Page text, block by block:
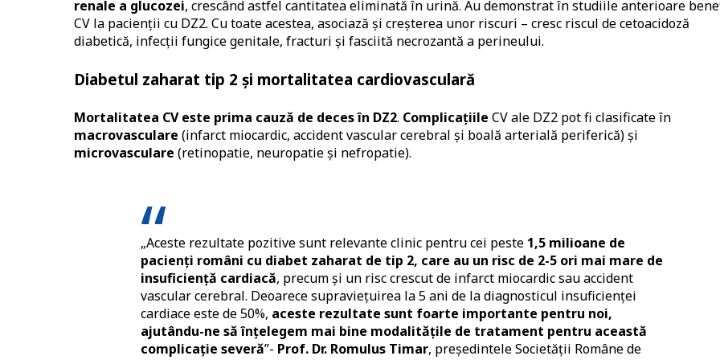
renale a glucozei, crescând astfel cantitatea eliminată în urină. Au demonstrat în studiile anterioare
CV la pacienții cu DZ2. Cu toate acestea, asociază și creșterea unor riscuri – cresc riscul de cetoacidoză
diabetică, infecții fungice genitale, fracturi și fasciită necrozantă a perineului.
Diabetul zaharat tip 2 și mortalitatea cardiovasculară
Mortalitatea CV este prima cauză de deces în DZ2. Complicațiile CV ale DZ2 pot fi clasificate în
macrovasculare (infarct miocardic, accident vascular cerebral și boală arterială periferică) și
microvasculare (retinopatie, neuropatie și nefropatie).
„Aceste rezultate pozitive sunt relevante clinic pentru cei peste 1,5 milioane de
pacienți români cu diabet zaharat de tip 2, care au un risc de 2-5 ori mai mare de
insuficiență cardiacă, precum și un risc crescut de infarct miocardic sau accident
vascular cerebral. Deoarece supraviețuirea la 5 ani de la diagnosticul insuficienței
cardiace este de 50%, aceste rezultate sunt foarte importante pentru noi,
ajutându-ne să înțelegem mai bine modalitățile de tratament pentru această
complicație severă”- Prof. Dr. Romulus Timar, președintele Societății Române de